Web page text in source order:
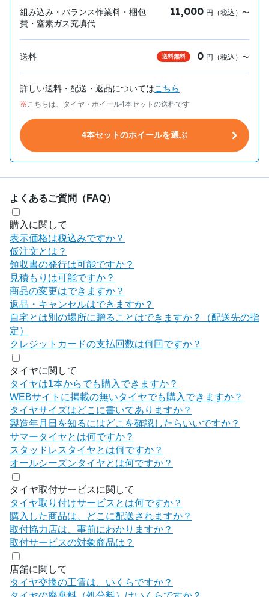
組み込み・バランス作業料・梱包
費・窒素ガス充填代
11,000 円（税込）〜
送料 送料無料 0 円（税込）〜
詳しい送料・配送・返品についてはこちら
こちらは、タイヤ・ホイール4本セットの送料です
4本セットのホイールを選ぶ
よくあるご質問（FAQ）
購入に関して
表示価格は税込みですか？
仮注文とは？
領収書の発行は可能ですか？
見積もりは可能ですか？
商品の変更はできますか？
返品・キャンセルはできますか？
自宅とは別の場所に贈ることはできますか？（配送先の指
定）
クレジットカードの支払回数は何回ですか？
タイヤに関して
タイヤは1本からでも購入できますか？
WEBサイトに掲載の無いタイヤでも購入できますか？
タイヤサイズはどこに書いてありますか？
製造年月日を知るにはどこを確認したらいいですか？
サマータイヤとは何ですか？
スタッドレスタイヤとは何ですか？
オールシーズンタイヤとは何ですか？
タイヤ取付サービスに関して
タイヤ取り付けサービスとは何ですか？
購入した商品は、どこに配送されますか？
取付協力店は、事前にわかりますか？
取付サービスの対象商品は？
店舗に関して
タイヤ交換の工賃は、いくらですか？